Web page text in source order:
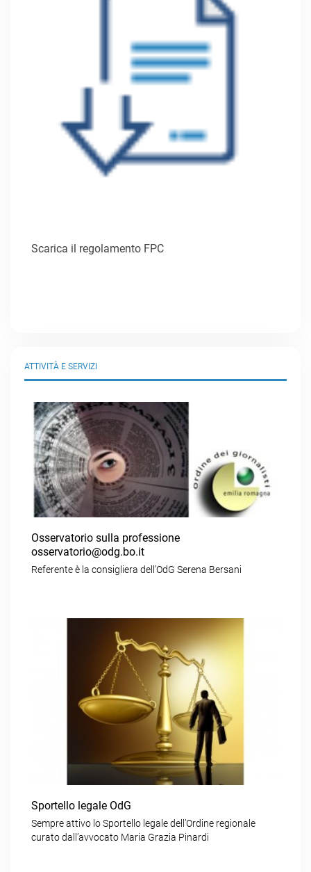
Scarica il regolamento FPC
ATTIVITÀ E SERVIZI
Osservatorio sulla professione
osservatorio@odg.bo.it
Referente è la consigliera dell’OdG Serena Bersani
Sportello legale OdG
Sempre attivo lo Sportello legale dell’Ordine regionale
curato dall’avvocato Maria Grazia Pinardi